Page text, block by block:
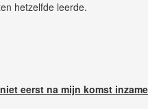
hetzelfde leerde.
eerst na mijn komst